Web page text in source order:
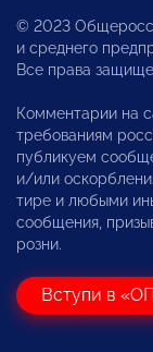
© 2023
и среднего
Все права
Комментарии на
требованиям
публикуем
и/или
тире и любыми
сообщения,
розни.
Вступи в